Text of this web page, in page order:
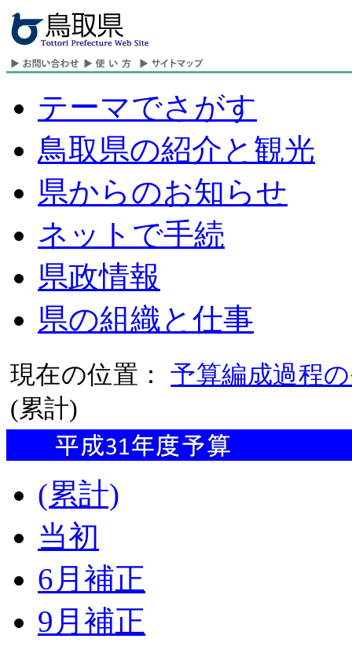
テーマでさがす
鳥取県の紹介と観光
県からのお知らせ
ネットで手続
県政情報
県の組織と仕事
現在の位置：予算編成過程
(累計)
(累計)
当初
6月補正
9月補正